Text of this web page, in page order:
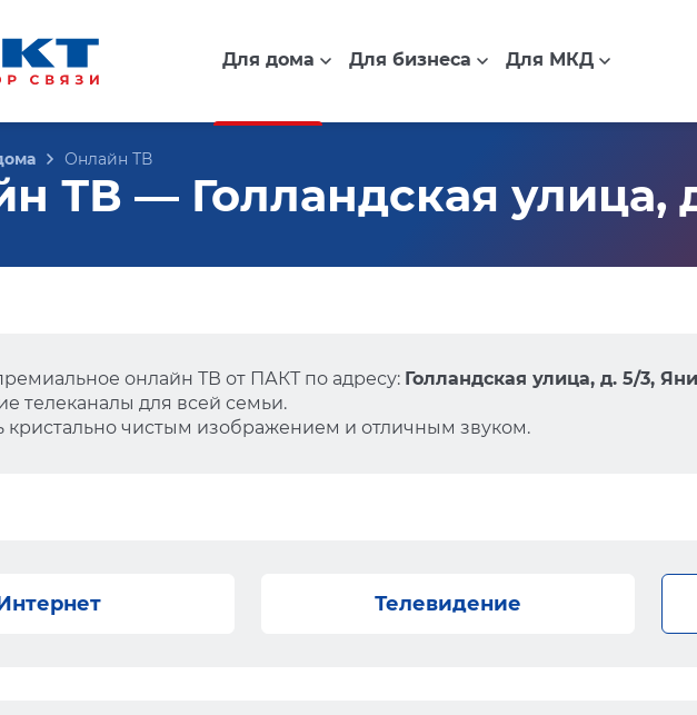
Для дома Для бизнеса Для МКД
Онлайн ТВ
ТВ — Голландская улица,
онлайн ТВ от ПАКТ по адресу: Голландская улица, д. 5/3,
телеканалы для всей семьи.
кристально чистым изображением и отличным звуком.
Телевидение